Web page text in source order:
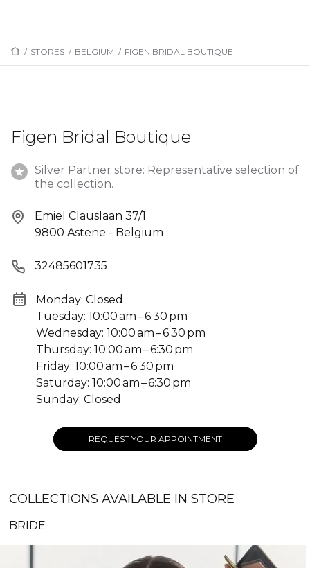
/ STORES / BELGIUM / FIGEN BRIDAL BOUTIQUE
Figen Bridal Boutique
Silver Partner store: Representative selection of
the collection.
Emiel Clauslaan 37/1
9800 Astene - Belgium
32485601735
Monday: Closed
Tuesday: 10:00 am – 6:30 pm
Wednesday: 10:00 am – 6:30 pm
Thursday: 10:00 am – 6:30 pm
Friday: 10:00 am – 6:30 pm
Saturday: 10:00 am – 6:30 pm
Sunday: Closed
REQUEST YOUR APPOINTMENT
COLLECTIONS AVAILABLE IN STORE
BRIDE